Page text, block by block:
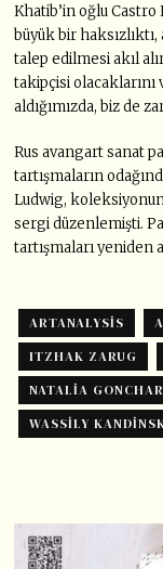
Khatib’in oğlu
büyük bir
talep edilmesi akıl
takipçisi olacaklarını
aldığımızda, biz de
Rus avangart sanat
tartışmaların
Ludwig,
sergi düzenlemişti.
tartışmaları yeniden
ARTANALYSIS
ITZHAK ZARUG
NATALIA
WASSILY